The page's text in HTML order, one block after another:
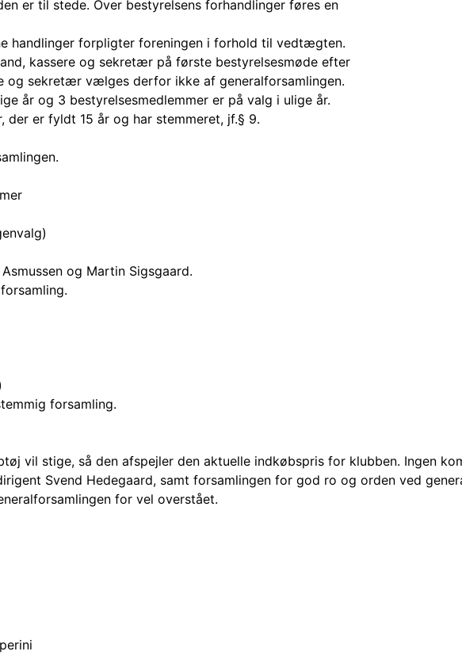
er til stede. Over bestyrelsens forhandlinger føres en
handlinger forpligter foreningen i forhold til vedtægten.
kassere og sekretær på første bestyrelsesmøde efter
og sekretær vælges derfor ikke af generalforsamlingen.
år og 3 bestyrelsesmedlemmer er på valg i ulige år.
der er fyldt 15 år og har stemmeret, jf.§ 9.
og Martin Sigsgaard.
forsamling.
vil stige, så den afspejler den aktuelle indkøbspris for klubben. Ingen
Svend Hedegaard, samt forsamlingen for god ro og orden ved
for vel overstået.